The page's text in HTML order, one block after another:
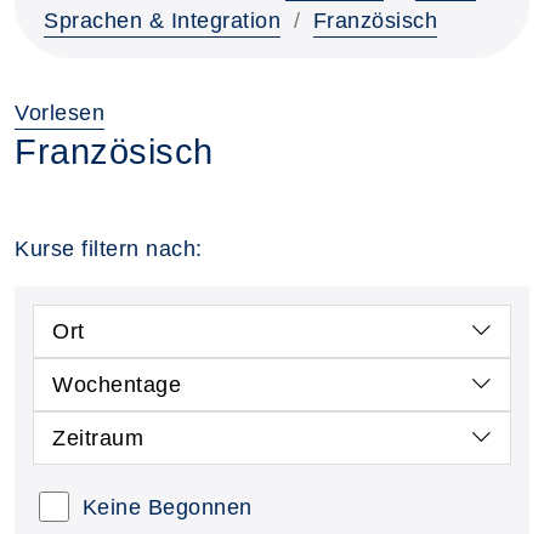
Sprachen & Integration
Französisch
Vorlesen
Französisch
Kurse filtern nach:
Ort
Wochentage
Zeitraum
Keine Begonnen